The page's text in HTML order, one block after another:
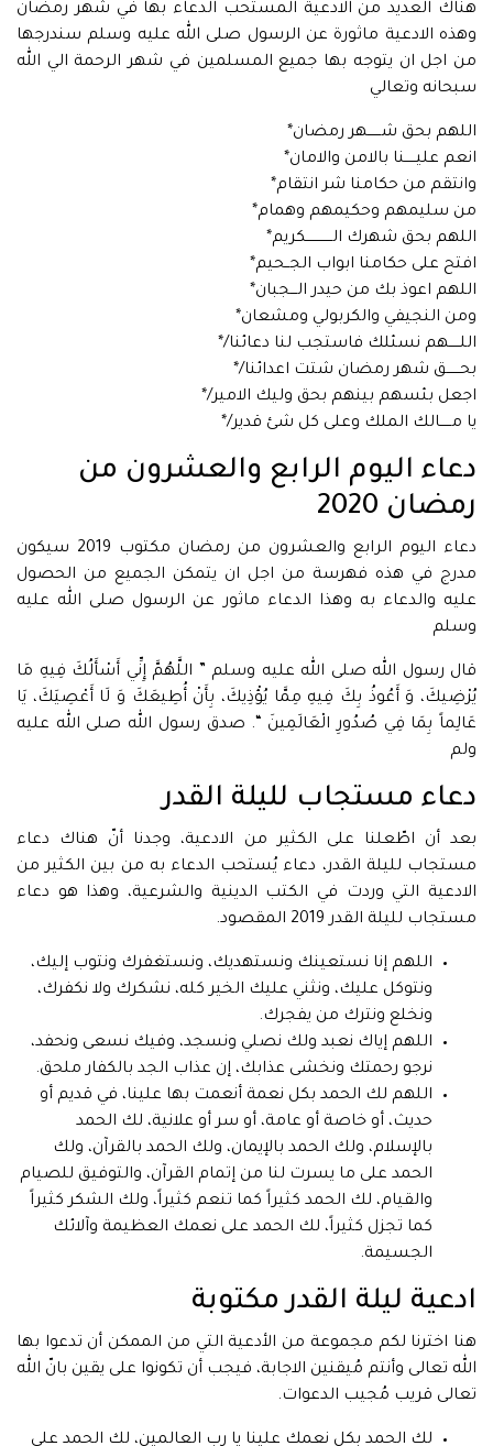
هناك العديد من الادعية المستحب الدعاء بها في شهر رمضان
وهذه الادعية ماثورة عن الرسول صلى الله عليه وسلم سندرجها
من اجل ان يتوجه بها جميع المسلمين في شهر الرحمة الي الله
سبحانه وتعالي
اللهم بحق شــــــهر رمضان*
انعم عليـــــنا بالامن والامان*
وانتقم من حكامنا شر انتقام*
من سليمهم وحكيمهم وهمام*
اللهم بحق شهرك الــــــــــــكريم*
افتح على حكامنا ابواب الجــحيم*
اللهم اعوذ بك من حيدر الـــجبان*
ومن النجيفي والكربولي ومشعان*
اللـــــهم نسئلك فاستجب لنا دعائنا/*
بحــــــق شهر رمضان شتت اعدائنا/*
اجعل بئسهم بينهم بحق وليك الامير/*
يا مـــــالك الملك وعلى كل شئ قدير/*
دعاء اليوم الرابع والعشرون من
رمضان 2020
دعاء اليوم الرابع والعشرون من رمضان مكتوب 2019 سيكون
مدرج في هذه فهرسة من اجل ان يتمكن الجميع من الحصول
عليه والدعاء به وهذا الدعاء ماثور عن الرسول صلى الله عليه
وسلم
قال رسول الله صلى الله عليه وسلم ” اللَّهُمَّ إِنِّي أَسْأَلُكَ فِيهِ مَا
يُرْضِيكَ، وَ أَعُوذُ بِكَ فِيهِ مِمَّا يُؤْذِيكَ، بِأَنْ أُطِيعَكَ وَ لَا أَعْصِيَكَ، يَا
عَالِماً بِمَا فِي صُدُورِ الْعَالَمِينَ “. صدق رسول الله صلى الله عليه
ولم
دعاء مستجاب لليلة القدر
بعد أن اطّعلنا على الكثير من الادعية، وجدنا أنّ هناك دعاء
مستجاب لليلة القدر، دعاء يُستحب الدعاء به من بين الكثير من
الادعية التي وردت في الكتب الدينية والشرعية، وهذا هو دعاء
مستجاب لليلة القدر 2019 المقصود.
اللهم إنا نستعينك ونستهديك، ونستغفرك ونتوب إليك،
ونتوكل عليك، ونثني عليك الخير كله، نشكرك ولا نكفرك،
ونخلع ونترك من يفجرك.
اللهم إياك نعبد ولك نصلي ونسجد، وفيك نسعى ونحفد،
نرجو رحمتك ونخشى عذابك، إن عذاب الجد بالكفار ملحق.
اللهم لك الحمد بكل نعمة أنعمت بها علينا، في قديم أو
حديث، أو خاصة أو عامة، أو سر أو علانية، لك الحمد
بالإسلام، ولك الحمد بالإيمان، ولك الحمد بالقرآن، ولك
الحمد على ما يسرت لنا من إتمام القرآن، والتوفيق للصيام
والقيام، لك الحمد كثيراً كما تنعم كثيراً، ولك الشكر كثيراً
كما تجزل كثيراً، لك الحمد على نعمك العظيمة وآلائك
الجسيمة.
ادعية ليلة القدر مكتوبة
هنا اخترنا لكم مجموعة من الأدعية التي من الممكن أن تدعوا بها
الله تعالى وأنتم مُيقنين الاجابة، فيجب أن تكونوا على يقين بانّ الله
تعالى قريب مُجيب الدعوات.
لك الحمد بكل نعمك علينا يا رب العالمين، لك الحمد على